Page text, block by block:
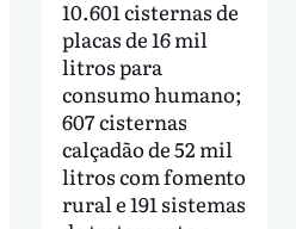
10.601 cisternas de
placas de 16 mil
litros para
consumo humano;
607 cisternas
calçadão de 52 mil
litros com fomento
rural e 191 sistemas